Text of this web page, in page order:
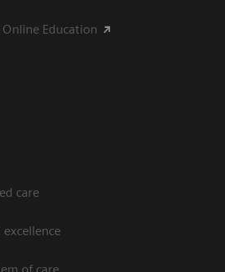
Education
care